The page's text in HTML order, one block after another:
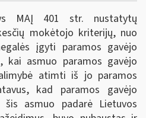
MAĮ 401 str. nustatytų
mokėtojo kriterijų, nuo
įgyti paramos gavėjo
asmuo paramos gavėjo
atimti iš jo paramos
kad paramos gavėjo
asmuo padarė Lietuvos